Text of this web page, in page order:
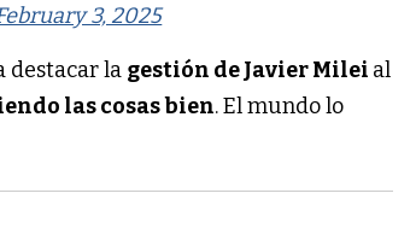
3, 2025
destacar la gestión de Javier Milei al
las cosas bien. El mundo lo